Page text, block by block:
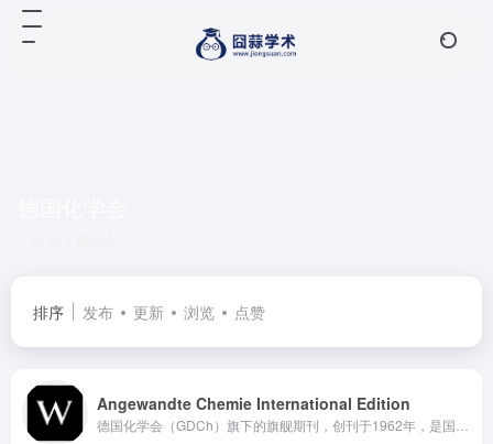
排序 发布 更新 浏览 点赞
Angewandte Chemie International Edition